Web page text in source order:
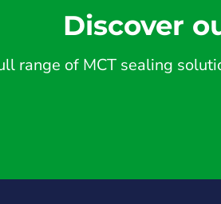
Discover
range of MCT sealing